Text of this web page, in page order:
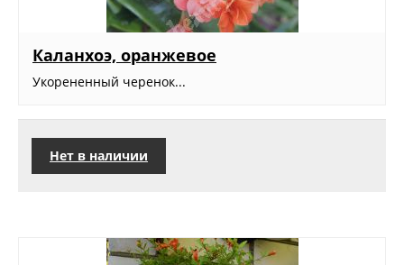
Каланхоэ, оранжевое
Укорененный черенок...
Нет в наличии